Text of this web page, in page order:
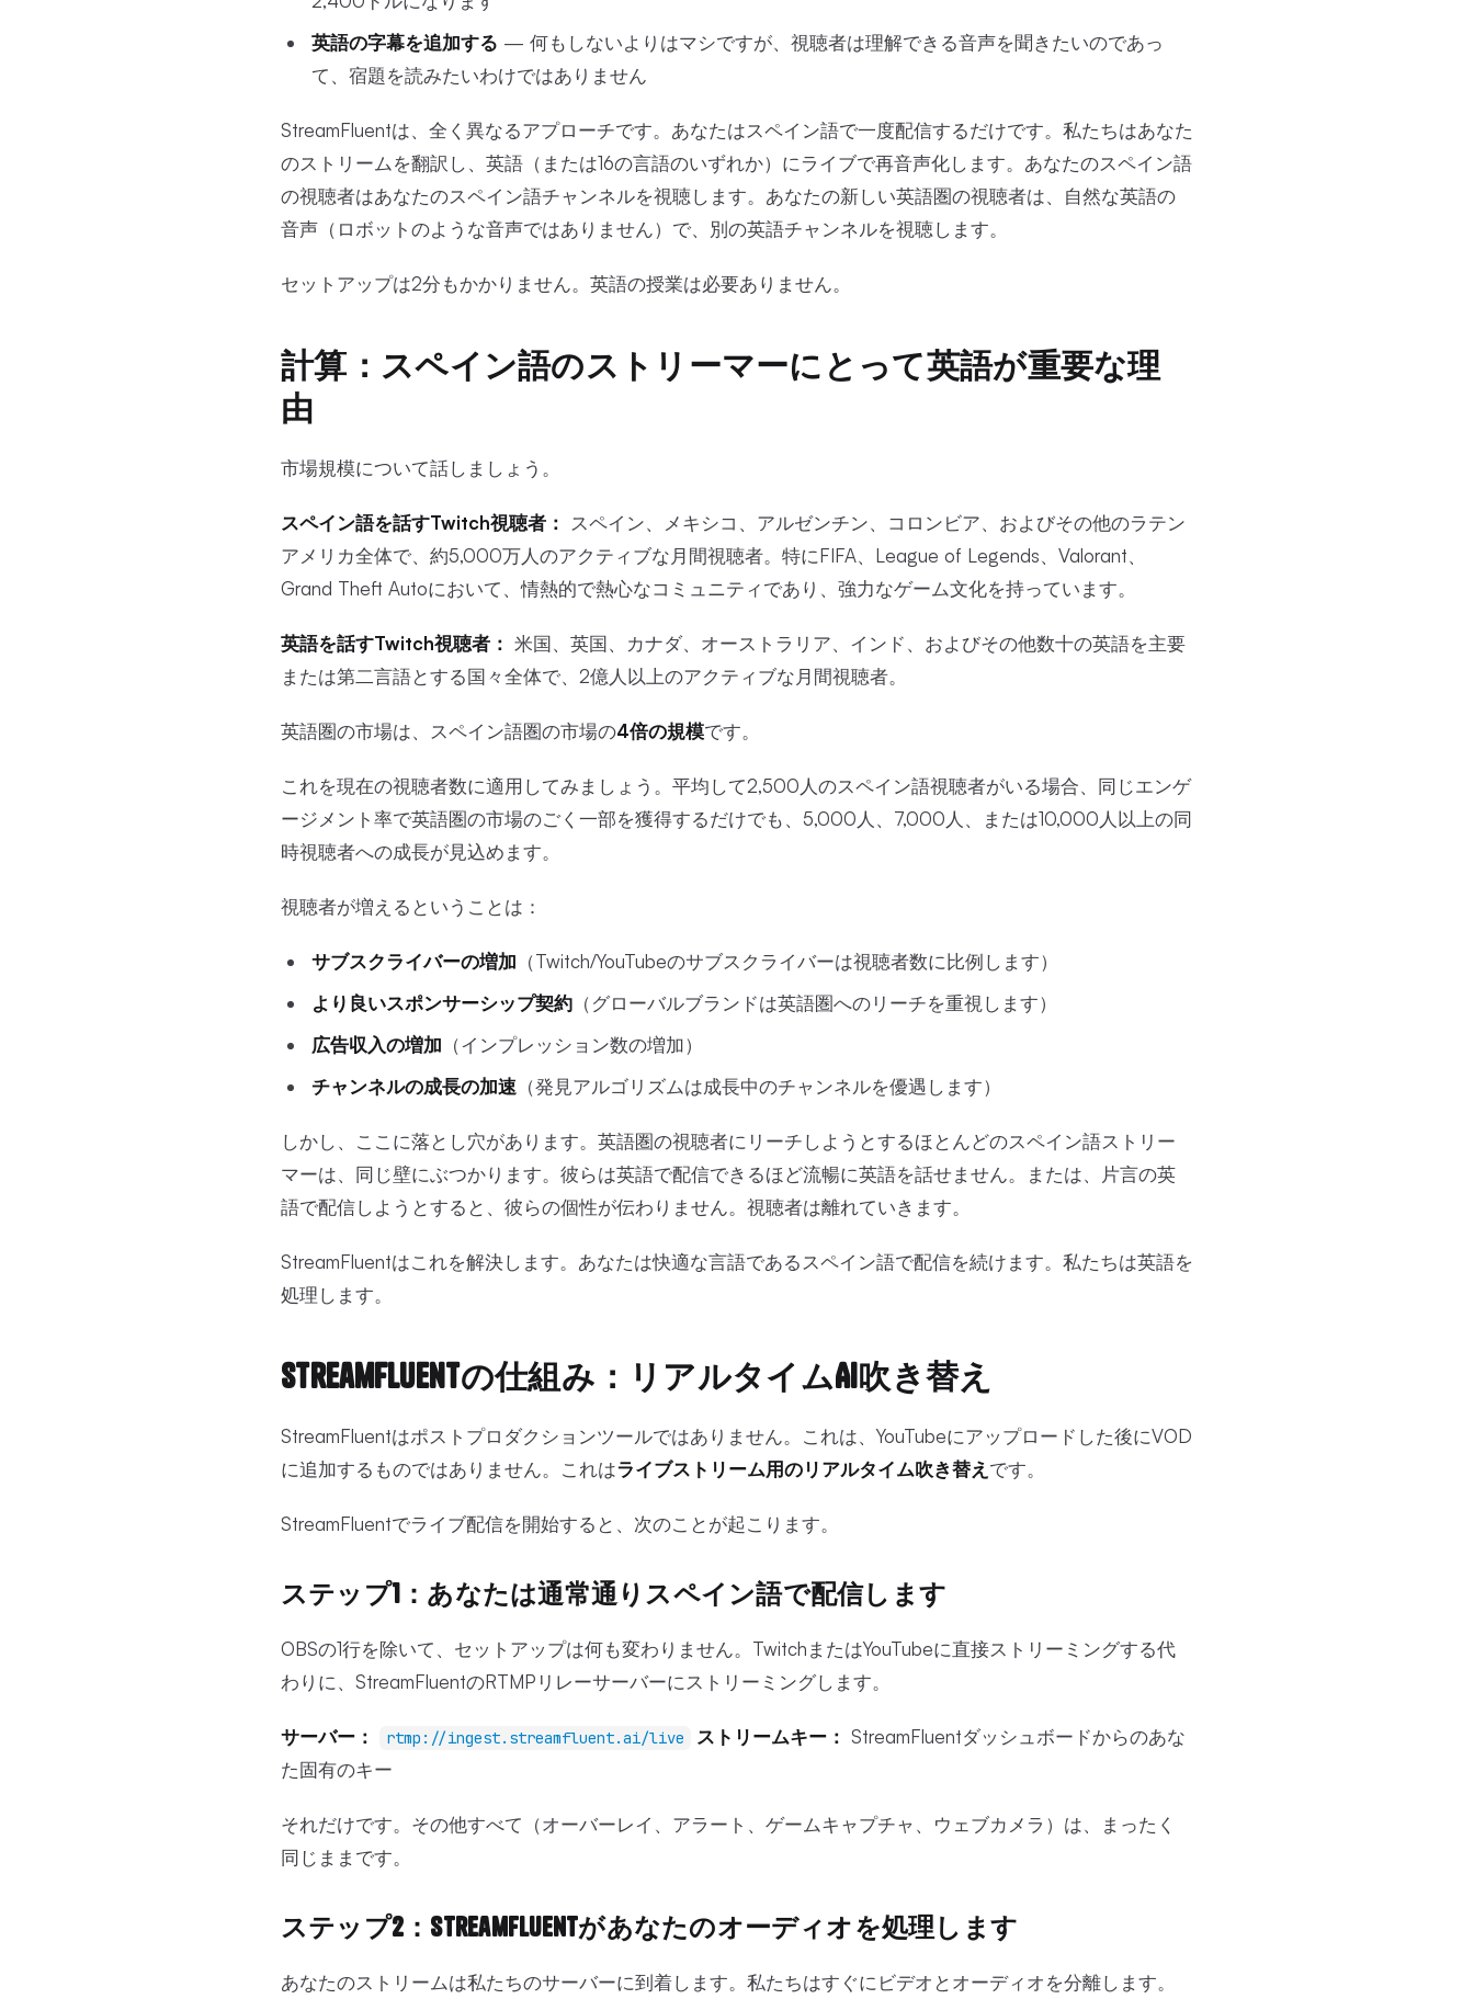
英語の字幕を追加する — 何もしないよりはマシですが、視聴者は理解できる音声を聞きたいのであっ
て、宿題を読みたいわけではありません
StreamFluentは、全く異なるアプローチです。あなたはスペイン語で一度配信するだけです。私たちはあなた
のストリームを翻訳し、英語（または16の言語のいずれか）にライブで再音声化します。あなたのスペイン語
の視聴者はあなたのスペイン語チャンネルを視聴します。あなたの新しい英語圏の視聴者は、自然な英語の
音声（ロボットのような音声ではありません）で、別の英語チャンネルを視聴します。
セットアップは2分もかかりません。英語の授業は必要ありません。
計算：スペイン語のストリーマーにとって英語が重要な理
由
市場規模について話しましょう。
スペイン語を話すTwitch視聴者： スペイン、メキシコ、アルゼンチン、コロンビア、およびその他のラテン
アメリカ全体で、約5,000万人のアクティブな月間視聴者。特にFIFA、League of Legends、Valorant、
Grand Theft Autoにおいて、情熱的で熱心なコミュニティであり、強力なゲーム文化を持っています。
英語を話すTwitch視聴者： 米国、英国、カナダ、オーストラリア、インド、およびその他数十の英語を主要
または第二言語とする国々全体で、2億人以上のアクティブな月間視聴者。
英語圏の市場は、スペイン語圏の市場の4倍の規模です。
これを現在の視聴者数に適用してみましょう。平均して2,500人のスペイン語視聴者がいる場合、同じエンゲ
ージメント率で英語圏の市場のごく一部を獲得するだけでも、5,000人、7,000人、または10,000人以上の同
時視聴者への成長が見込めます。
視聴者が増えるということは：
サブスクライバーの増加 （Twitch/YouTubeのサブスクライバーは視聴者数に比例します）
より良いスポンサーシップ契約 （グローバルブランドは英語圏へのリーチを重視します）
広告収入の増加 （インプレッション数の増加）
チャンネルの成長の加速 （発見アルゴリズムは成長中のチャンネルを優遇します）
しかし、ここに落とし穴があります。英語圏の視聴者にリーチしようとするほとんどのスペイン語ストリー
マーは、同じ壁にぶつかります。彼らは英語で配信できるほど流暢に英語を話せません。または、片言の英
語で配信しようとすると、彼らの個性が伝わりません。視聴者は離れていきます。
StreamFluentはこれを解決します。あなたは快適な言語であるスペイン語で配信を続けます。私たちは英語を
処理します。
StreamFluentの仕組み：リアルタイムAI吹き替え
StreamFluentはポストプロダクションツールではありません。これは、YouTubeにアップロードした後にVOD
に追加するものではありません。これはライブストリーム用のリアルタイム吹き替え です。
StreamFluentでライブ配信を開始すると、次のことが起こります。
ステップ1：あなたは通常通りスペイン語で配信します
OBSの1行を除いて、セットアップは何も変わりません。TwitchまたはYouTubeに直接ストリーミングする代
わりに、StreamFluentのRTMPリレーサーバーにストリーミングします。
サーバー： rtmp://ingest.streamfluent.ai/live ストリームキー： StreamFluentダッシュボードからのあな
た固有のキー
それだけです。その他すべて（オーバーレイ、アラート、ゲームキャプチャ、ウェブカメラ）は、まったく
同じままです。
ステップ2：StreamFluentがあなたのオーディオを処理します
あなたのストリームは私たちのサーバーに到着します。私たちはすぐにビデオとオーディオを分離します。